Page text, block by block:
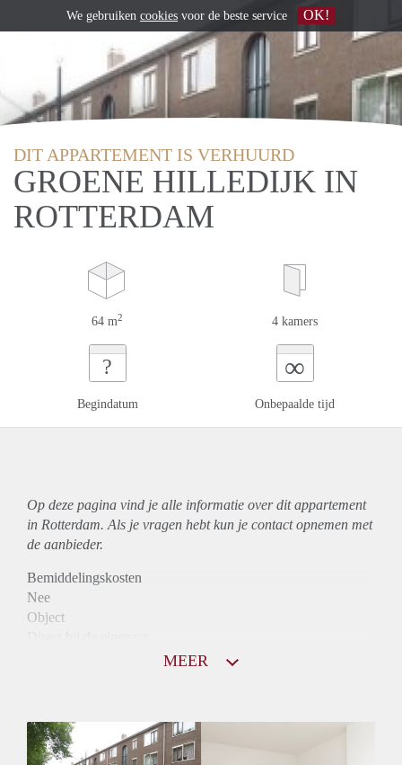
DIT APPARTEMENT IS VERHUURD
GROENE HILLEDIJK IN
ROTTERDAM
64 m2 4 kamers
?
Begindatum
∞
Onbepaalde tijd
Op deze pagina vind je alle informatie over ditappartement
in Rotterdam. Als je vragen hebt kun je contact opnemen met
de aanbieder.
Bemiddelingskosten
Nee
Object
Huurtoeslag
Mogelijk
MEER
We gebruiken cookies voor de beste service OK!